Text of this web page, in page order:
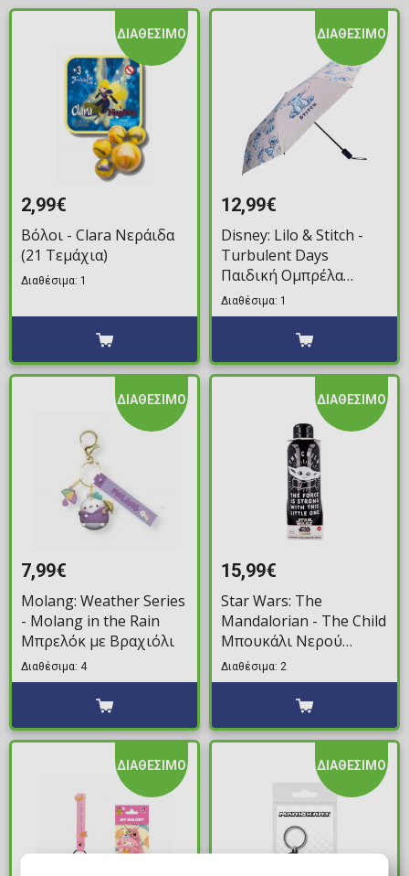
ΔΙΑΘΕΣΙΜΟ
2,99€
Βόλοι - Clara Νεράιδα
(21 Τεμάχια)
Διαθέσιμα: 1
ΔΙΑΘΕΣΙΜΟ
12,99€
Disney: Lilo & Stitch -
Turbulent Days
Παιδική Ομπρέλα
(53cm)
Διαθέσιμα: 1
ΔΙΑΘΕΣΙΜΟ
7,99€
Molang: Weather Series
- Molang in the Rain
Μπρελόκ με Βραχιόλι
Διαθέσιμα: 4
ΔΙΑΘΕΣΙΜΟ
15,99€
Star Wars: The
Mandalorian - The Child
Μπουκάλι Νερού
(515ml)
Διαθέσιμα: 2
ΔΙΑΘΕΣΙΜΟ ΔΙΑΘΕΣΙΜΟ